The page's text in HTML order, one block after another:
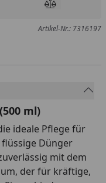
hinzufügenProdukt
Artikel-Nr.: 7316197
ml)
ideale Pflege für
Dünger
mit dem
der für kräftige,